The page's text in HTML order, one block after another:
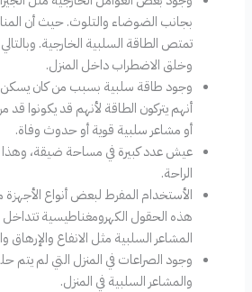
بجانب الضوضاء والتلوث. حيث أن
تمتص الطاقة السلبية الخارجية.
وخلق الاضطراب داخل المنزل.
وجود طاقة سلبية بسبب من كان
أنهم يتركون الطاقة لأنهم قد يكونوا
أو مشاعر سلبية قوية أو حدوث وفاة.
عيش عدد كبيرة في مساحة ضيقة،
الراحة.
الأستخدام المفرط لبعض أنواع الأجهزة
هذه الحقول الكهرومغناطيسية
المشاعر السلبية مثل الانفاع والإرهاق
وجود الصراعات في المنزل التي لم يتم
والمشاعر السلبية في المنزل.